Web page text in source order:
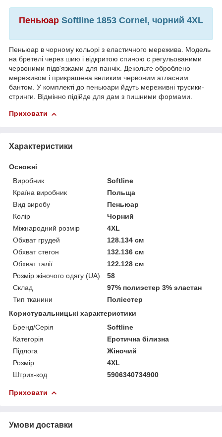
Пеньюар Softline 1853 Cornel, чорний 4XL
Пеньюар в чорному кольорі з еластичного мережива. Модель
на бретелі через шию і відкритою спиною c регульованими
червоними підв'язками для панчіх. Декольте оброблено
мереживом і прикрашена великим червоним атласним
бантом. У комплекті до пеньюари йдуть мереживні трусики-
стринги. Відмінно підійде для дам з пишними формами.
Приховати
Характеристики
Основні
Виробник
Softline
Країна виробник
Польща
Вид виробу
Пеньюар
Колір
Чорний
Міжнародний розмір
4XL
Обхват грудей
128.134 см
Обхват стегон
132.136 см
Обхват талії
122.128 см
Розмір жіночого одягу (UA)
58
Склад
97% полиэстер 3% эластан
Тип тканини
Поліестер
Користувальницькі характеристики
Бренд/Серія
Softline
Категорія
Еротична білизна
Підлога
Жіночий
Розмір
4XL
Штрих-код
5906340734900
Приховати
Умови доставки